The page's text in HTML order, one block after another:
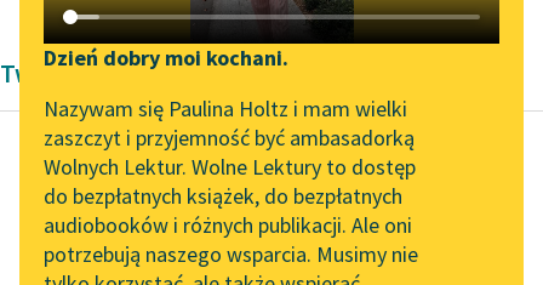
Katalog DAISY
Podkasty o książkach
Zgłoś brak utworu
Aktualności
Zapraszamy na spotkanie
online z tłumaczkami
literatury skandynawskiej
Spotkanie z Katarzyną
Narzędzia
Mapa Wolnych Lektur
Leśmianator
Przewodnik dla piszących i
Dzień dobry moi kochani.
Nazywam się Paulina Holtz i mam wielki
zaszczyt i przyjemność być ambasadorką
Wolnych Lektur. Wolne Lektury to dostęp
do bezpłatnych książek, do bezpłatnych
audiobooków i różnych publikacji. Ale oni
potrzebują naszego wsparcia. Musimy nie
Twórczość Andrzeja Kijowskiego
Andrzej Kijowski
Listopadowy
wieczór